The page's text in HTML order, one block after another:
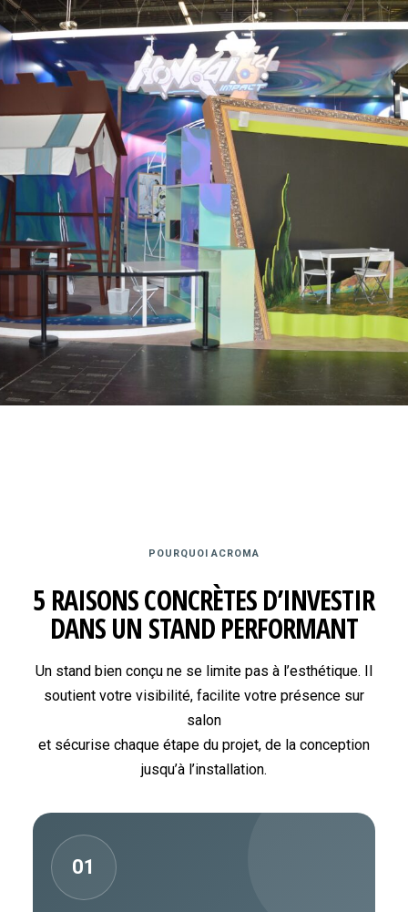
POURQUOI ACROMA
5 RAISONS CONCRÈTES D’INVESTIR
DANS UN STAND PERFORMANT
Un stand bien conçu ne se limite pas à l’esthétique. Il
soutient votre visibilité, facilite votre présence sur
salon
et sécurise chaque étape du projet, de la conception
jusqu’à l’installation.
01